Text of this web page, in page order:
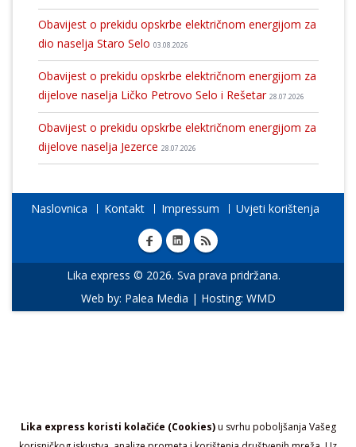
Lika express koristi kolačiće (Cookies)u svrhu poboljšanja Vašeg
Obavijest o prekidu opskrbe električnom energijom za
dio naselja Staro Selo 03.08.2026
Obavijest o prekidu opskrbe električnom energijom za
dijelove naselja Ličko Petrovo Selo i Rešetar 28.07.2026
Obavijest o prekidu opskrbe električnom energijom za
dijelove naselja Jezerce 28.07.2026
Naslovnica Kontakt Impressum Uvjeti korištenja
Lika express © 2026. Sva prava pridržana.
Web by: Palea Media | Hosting: WMD